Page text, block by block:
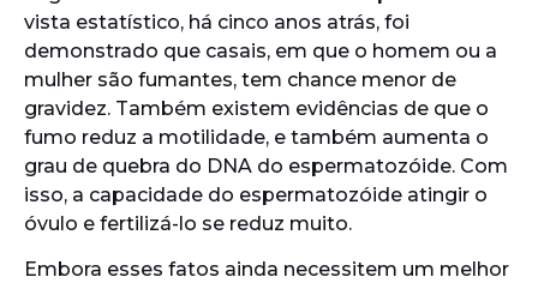
vista estatístico, há cinco anos atrás, foi
demonstrado que casais, em que o homem ou a
mulher são fumantes, tem chance menor de
gravidez. Também existem evidências de que o
fumo reduz a motilidade, e também aumenta o
grau de quebra do DNA do espermatozóide. Com
isso, a capacidade do espermatozóide atingir o
óvulo e fertilizá-lo se reduz muito.
Embora esses fatos ainda necessitem um melhor